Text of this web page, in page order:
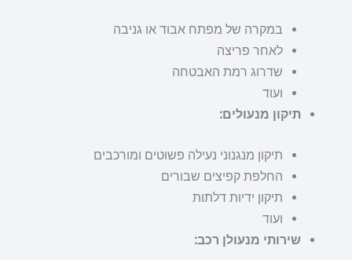
במקרה של מפתח אבוד או גניבה
לאחר פריצה
שדרוג רמת האבטחה
ועוד
תיקון מנעולים:
תיקון מנגנוני נעילה פשוטים ומורכבים
החלפת קפיצים שבורים
תיקון ידיות דלתות
ועוד
שירותי מנעולן רכב: